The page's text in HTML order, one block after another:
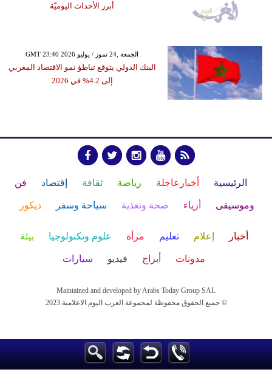
أبرز الأحداث اليوميّة
GMT 23:40 2026 الجمعة ,24 تموز / يوليو
البنك الدولي يتوقع تباطؤ نمو الاقتصاد المغربي
إلى 4.2% في 2026
الرئيسية أخبارعاجلة رياضة ثقافة إقتصاد فن
وموسيقى أزياء صحة وتغذية سياحة وسفر ديكور
أخبار إعلام تعليم مرأة علوم وتكنولوجيا بيئة
مدونات أبراج فيديو سيارات
Maintained and developed by Arabs Today Group SAL
جميع الحقوق محفوظة لمجموعة العرب اليوم الاعلامية 2023 ©